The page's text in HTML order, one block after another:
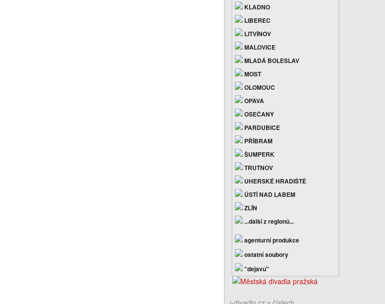
KLADNO
LIBEREC
LITVÍNOV
MALOVICE
MLADÁ BOLESLAV
MOST
OLOMOUC
OPAVA
OSEČANY
PARDUBICE
PŘÍBRAM
ŠUMPERK
TRUTNOV
UHERSKÉ HRADIŠTĚ
ÚSTÍ NAD LABEM
ZLÍN
...další z regionů...
agenturní produkce
ostatní soubory
"dejavu"